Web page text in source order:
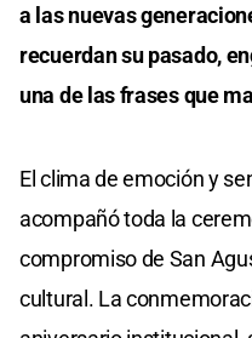
a las nuevas
recuerdan su pasado,
una de las frases que
El clima de emoción y
acompañó toda la
compromiso de San
cultural. La